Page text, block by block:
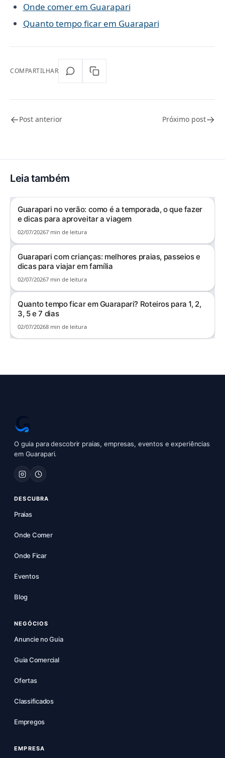
Onde comer em Guarapari
Quanto tempo ficar em Guarapari
COMPARTILHAR
←Post anterior Próximo post→
Leia também
Guarapari no verão: como é a temporada, o que fazer
e dicas para aproveitar a viagem
02/07/20267 min de leitura
Guarapari com crianças: melhores praias, passeios e
dicas para viajar em família
02/07/20267 min de leitura
Quanto tempo ficar em Guarapari? Roteiros para 1, 2,
3, 5 e 7 dias
02/07/20268 min de leitura
O guia para descobrir praias, empresas, eventos e experiências
em Guarapari.
DESCUBRA
Praias
Onde Comer
Onde Ficar
Eventos
Blog
NEGÓCIOS
Anuncie no Guia
Guia Comercial
Ofertas
Classificados
Empregos
EMPRESA